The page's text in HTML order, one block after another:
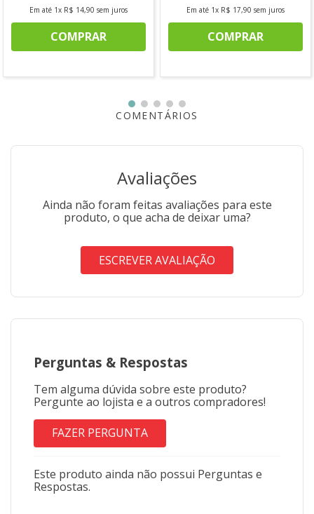
Tamanhos:
75 mm • 63 mm • 61 mm • 56 mm • 58 mm • 42 mm
Conteúdo:1 kit com múltiplas agulhas
Imagens meramente ilustrativas.
Em até 1x R$ 14,90 sem juros
COMPRAR
Em até 1x R$ 17,90 sem juros
COMPRAR
COMENTÁRIOS
Avaliações
Ainda não foram feitas avaliações para este
produto, o que acha de deixar uma?
ESCREVER AVALIAÇÃO
Perguntas & Respostas
Tem alguma dúvida sobre este produto?
Pergunte ao lojista e a outros compradores!
FAZER PERGUNTA
Este produto ainda não possui Perguntas e
Respostas.